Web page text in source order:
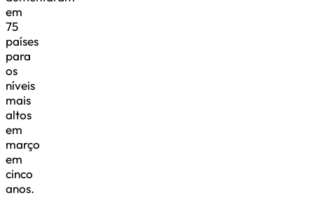
em
75
países
para
os
níveis
mais
altos
em
março
em
cinco
anos.